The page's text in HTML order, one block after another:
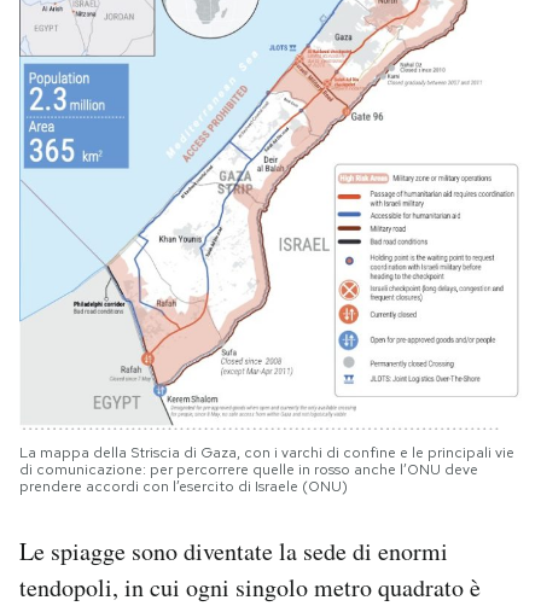
La mappa della Striscia di Gaza, con i varchi di confine e le principali vie
di comunicazione: per percorrere quelle in rosso anche l’ONU deve
prendere accordi con l’esercito di Israele (ONU)
Le spiagge sono diventate la sede di enormi
tendopoli, in cui ogni singolo metro quadrato è